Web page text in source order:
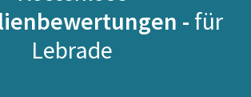
- für
Lebrade